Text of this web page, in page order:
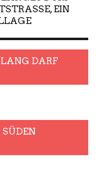
EIN H
DARF